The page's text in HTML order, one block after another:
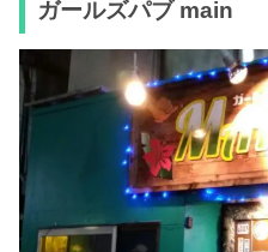
ガールズパブ main